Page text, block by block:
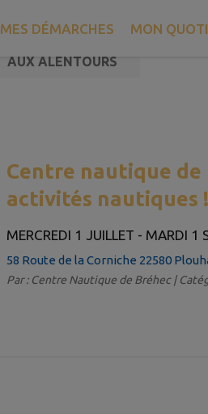
MES DÉMARCHES MON
AUX ALENTOURS
Centre nautique de
activités nautiques !
MERCREDI 1 JUILLET - MARDI 1
58 Route de la Corniche 22580
Par : Centre Nautique de Bréhec |